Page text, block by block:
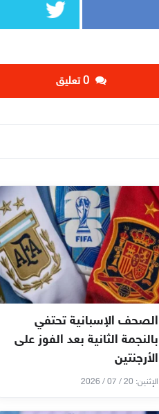
‫0 تعليق
الصحف الإسبانية تحتفي
بالنجمة الثانية بعد الفوز على
الأرجنتين
الإثنين: 20 / 07 / 2026